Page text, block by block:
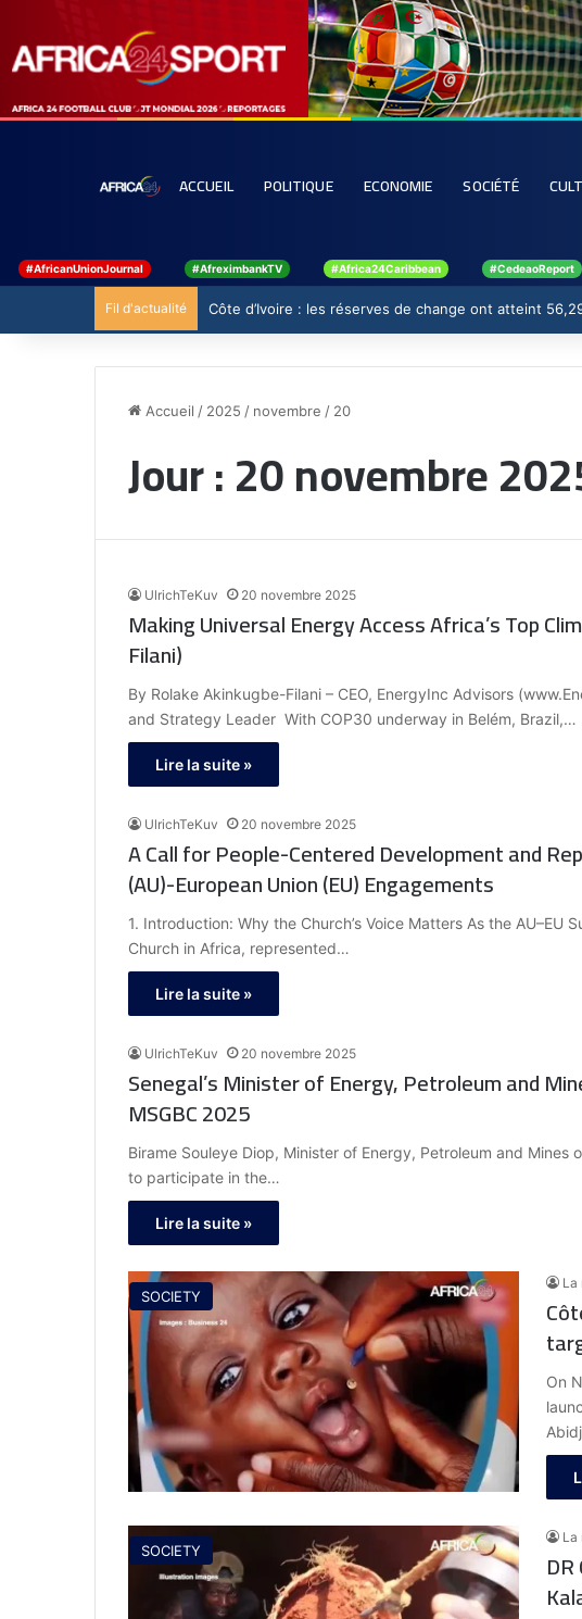
ACCUEIL POLITIQUE ECONOMIE SOCIÉTÉ
#AfricanUnionJournal #AfreximbankTV #Africa24Caribbean #CedeaoReport
Fil d'actualité Côte d’Ivoire : les réserves de change ont atteint
Accueil / 2025 / novembre / 20
Jour :20 novembre
UlrichTeKuv 20 novembre 2025
Making Universal Energy Access Africa’s Top
Filani)
By Rolake Akinkugbe-Filani – CEO, EnergyInc Advisors
and Strategy Leader With COP30 underway in Belém, Brazil,…
Lire la suite »
UlrichTeKuv 20 novembre 2025
A Call for People-Centered Development and
(AU)-European Union (EU) Engagements
1. Introduction: Why the Church’s Voice Matters As the AU–EU
Church in Africa, represented…
Lire la suite »
UlrichTeKuv 20 novembre 2025
Senegal’s Minister of Energy, Petroleum and
MSGBC 2025
Birame Souleye Diop, Minister of Energy, Petroleum and
to participate in the…
Lire la suite »
SOCIETY
La
On
SOCIETY
La